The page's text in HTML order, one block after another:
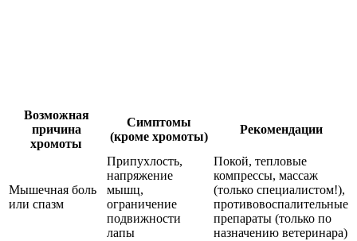
Возможная
причина
хромоты
Симптомы
(кроме хромоты)
Рекомендации
Мышечная боль
или спазм
Припухлость,
напряжение
мышц,
ограничение
подвижности
лапы
Покой, тепловые
компрессы, массаж
(только специалистом!),
противовоспалительные
препараты (только по
назначению ветеринара)